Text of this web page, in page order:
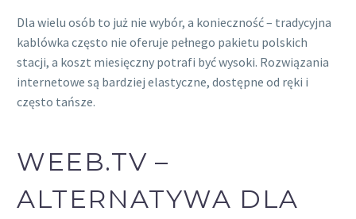
Dla wielu osób to już nie wybór, a konieczność – tradycyjna
kablówka często nie oferuje pełnego pakietu polskich
stacji, a koszt miesięczny potrafi być wysoki. Rozwiązania
internetowe są bardziej elastyczne, dostępne od ręki i
często tańsze.
WEEB.TV –
ALTERNATYWA DLA